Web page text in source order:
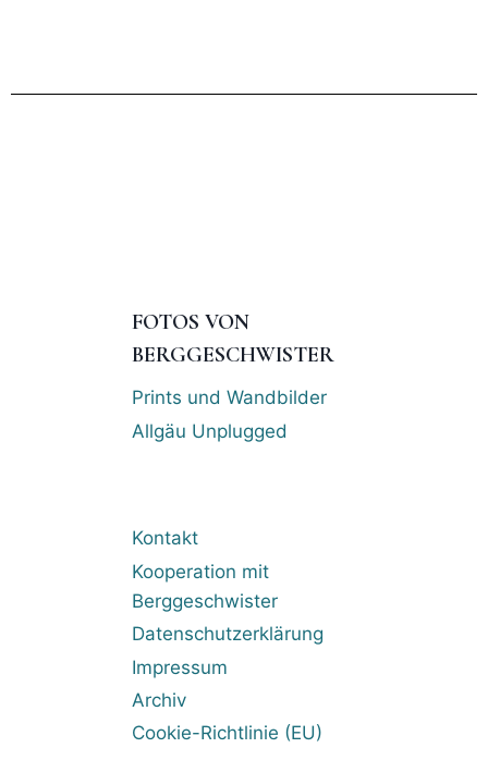
FOTOS VON
BERGGESCHWISTER
Prints und Wandbilder
Allgäu Unplugged
Kontakt
Kooperation mit
Berggeschwister
Datenschutzerklärung
Impressum
Archiv
Cookie-Richtlinie (EU)